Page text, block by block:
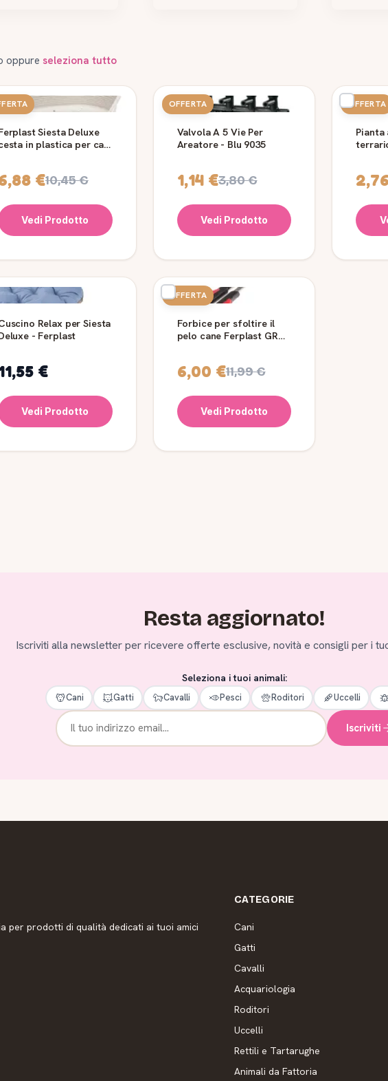
oppure seleziona tutto
Siesta Deluxe
in plastica per cani
€10,45 €
Vedi Prodotto
OFFERTA
Valvola A 5 Vie Per
Areatore - Blu 9035
1,14 €3,80 €
Vedi Prodotto
OFFERTA
Relax per Siesta
- Ferplast
€
Vedi Prodotto
OFFERTA
Forbice per sfoltire il
pelo cane Ferplast GRO
6,00 €11,99 €
Vedi Prodotto
Resta aggiornato!
Iscriviti alla newsletter per ricevere offerte esclusive, novità e consigli per i
Seleziona i tuoi animali:
Cani Gatti Cavalli Pesci Roditori Uccelli
Iscriviti
per prodotti di qualità dedicati ai tuoi amici
CATEGORIE
Cani
Gatti
Cavalli
Acquariologia
Roditori
Uccelli
Rettili e Tartarughe
Animali da Fattoria